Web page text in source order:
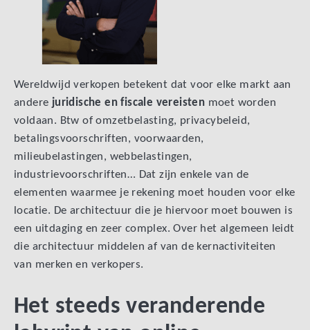
Wereldwijd verkopen betekent dat voor elke markt aan
andere juridische en fiscale vereisten moet worden
voldaan. Btw of omzetbelasting, privacybeleid,
betalingsvoorschriften, voorwaarden,
milieubelastingen, webbelastingen,
industrievoorschriften… Dat zijn enkele van de
elementen waarmee je rekening moet houden voor elke
locatie. De architectuur die je hiervoor moet bouwen is
een uitdaging en zeer complex. Over het algemeen leidt
die architectuur middelen af van de kernactiviteiten
van merken en verkopers.
Het steeds veranderende